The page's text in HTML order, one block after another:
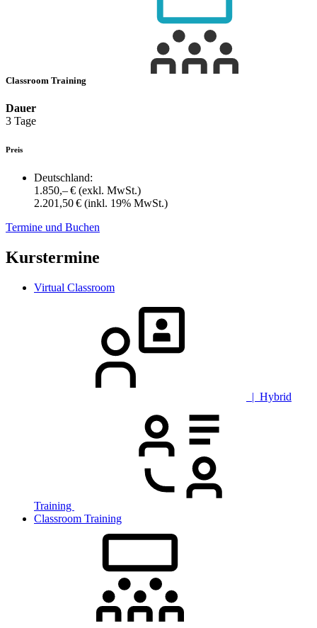
Classroom Training
Dauer
3 Tage
Preis
Deutschland:
1.850,– € (exkl. MwSt.)
2.201,50 € (inkl. 19% MwSt.)
Termine und Buchen
Kurstermine
Virtual Classroom
| Hybrid
Training
Classroom Training